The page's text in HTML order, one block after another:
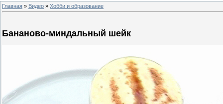
Главная » Видео » Хобби и образование
Бананово-миндальный шейк